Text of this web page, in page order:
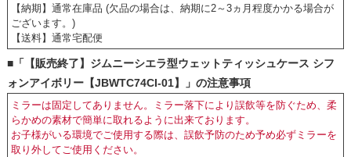
【納期】通常在庫品 (欠品の場合は、納期に2～3ヵ月程度かかる場合が
ございます。)
【送料】通常宅配便
■「【販売終了】ジムニーシエラ型ウェットティッシュケース シフ
ォンアイボリー【JBWTC74CI-01】」の注意事項
ミラーは固定してありません。ミラー落下により誤飲等を防ぐため、柔
らかめの素材で簡単に取れるように出来ております。
お子様がいる環境でご使用する際は、誤飲予防のため予め必ずミラーを
取り外してご使用ください。